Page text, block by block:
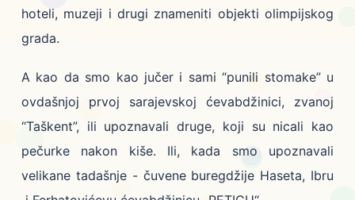
hoteli, muzeji i drugi znameniti objekti olimpijskog
grada.
A kao da smo kao jučer i sami “punili stomake” u
ovdašnjoj prvoj sarajevskoj ćevabdžinici, zvanoj
“Taškent”, ili upoznavali druge, koji su nicali kao
pečurke nakon kiše. Ili, kada smo upoznavali
velikane tadašnje - čuvene buregdžije Haseta, Ibru